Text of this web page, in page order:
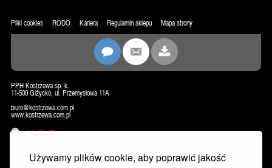
Używamy plików cookie, aby poprawić jakość
Pliki cookies RODO Kariera Regulamin sklepu Mapa strony
PPH Kostrzewa sp. k.
11-500 Giżycko, ul. Przemysłowa 11A
biuro@kostrzewa.com.pl
www.kostrzewa.com.pl
KONTAKT